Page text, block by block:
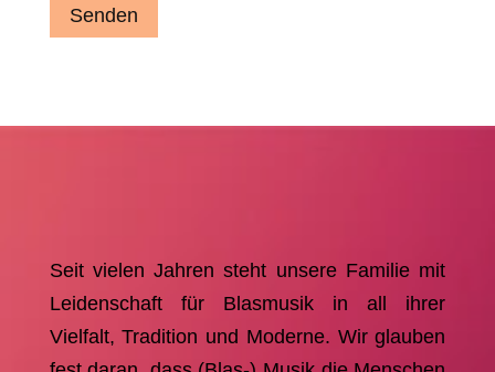
Senden
Seit vielen Jahren steht unsere Familie mit
Leidenschaft für Blasmusik in all ihrer
Vielfalt, Tradition und Moderne. Wir glauben